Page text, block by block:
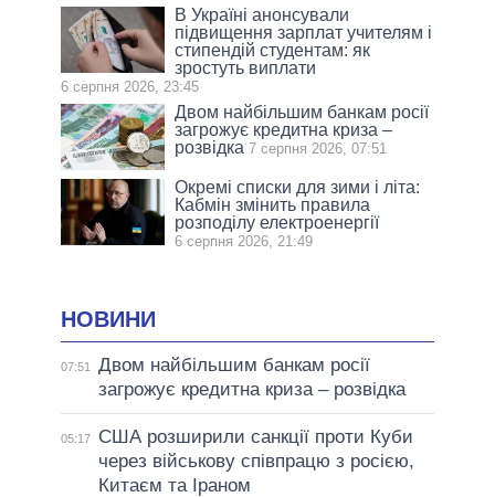
В Україні анонсували
підвищення зарплат учителям і
стипендій студентам: як
зростуть виплати
6 серпня 2026, 23:45
Двом найбільшим банкам росії
загрожує кредитна криза –
розвідка 7 серпня 2026, 07:51
Окремі списки для зими і літа:
Кабмін змінить правила
розподілу електроенергії
6 серпня 2026, 21:49
НОВИНИ
07:51
Двом найбільшим банкам росії
загрожує кредитна криза – розвідка
05:17
США розширили санкції проти Куби
через військову співпрацю з росією,
Китаєм та Іраном